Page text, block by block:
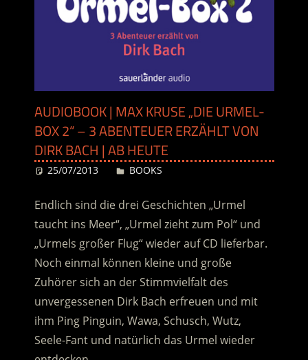
AUDIOBOOK | MAX KRUSE „DIE URMEL-
BOX 2“ – 3 ABENTEUER ERZÄHLT VON
DIRK BACH | AB HEUTE
25/07/2013 Desiree
BOOKS
Endlich sind die drei Geschichten „Urmel
taucht ins Meer“, „Urmel zieht zum Pol“ und
„Urmels großer Flug“ wieder auf CD lieferbar.
Noch einmal können kleine und große
Zuhörer sich an der Stimmvielfalt des
unvergessenen Dirk Bach erfreuen und mit
ihm Ping Pinguin, Wawa, Schusch, Wutz,
Seele-Fant und natürlich das Urmel wieder